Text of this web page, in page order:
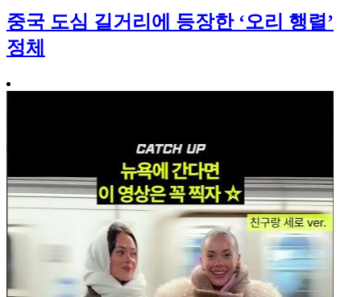
중국 도심 길거리에 등장한 ‘오리 행렬’
정체